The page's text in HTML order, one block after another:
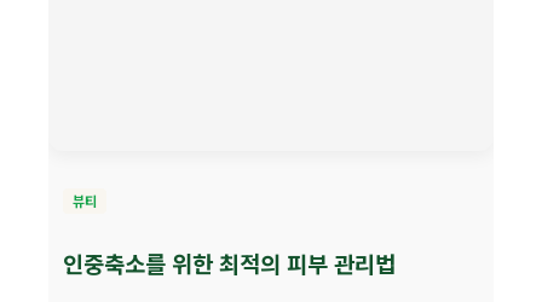
뷰티
인중축소를 위한 최적의 피부 관리법